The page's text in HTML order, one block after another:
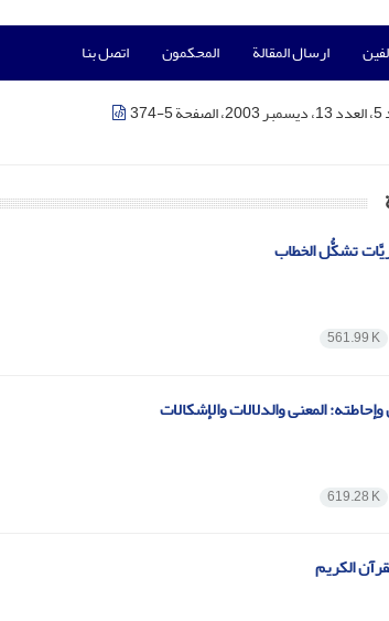
ارسال المقالة المحكمون اتصل بنا
374
تشکُّل الخطاب
561.99 K
المعنى والدلالات والإشکالات
619.28 K
الکریم